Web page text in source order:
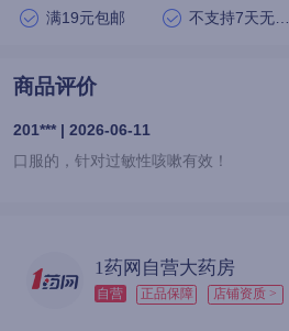
满19元包邮 不支持7天无理由退货
商品评价
201*** | 2026-06-11
口服的，针对过敏性咳嗽有效！
1药网自营大药房
自营 正品保障 店铺资质 >